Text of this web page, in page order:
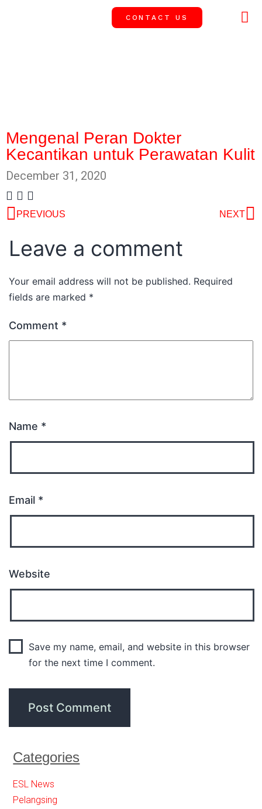
CONTACT US
Mengenal Peran Dokter
Kecantikan untuk Perawatan Kulit
December 31, 2020
PREVIOUS NEXT
Leave a comment
Your email address will not be published. Required
fields are marked *
Comment *
Name *
Email *
Website
Save my name, email, and website in this browser
for the next time I comment.
Categories
ESL News
Pelangsing